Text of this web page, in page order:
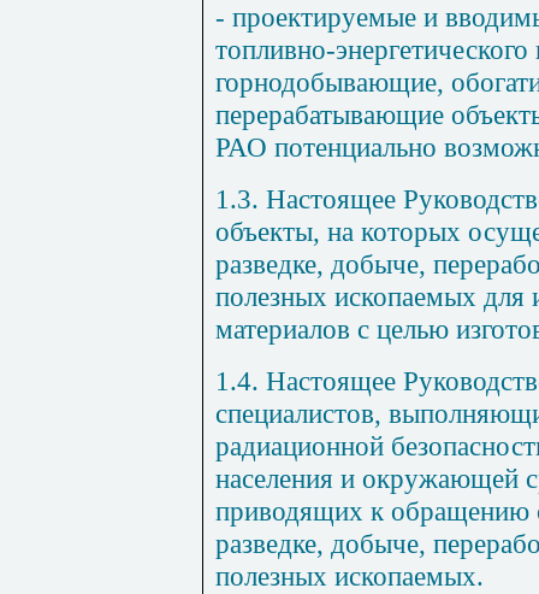
- проектируемые и
топливно-энергетического
горнодобывающие,
перерабатывающие
РАО потенциально
1.3. Настоящее
объекты, на которых
разведке, добыче,
полезных ископаемых для
материалов с целью
1.4. Настоящее
специалистов,
радиационной
населения и окружающей
приводящих к обращению
разведке, добыче,
полезных ископаемых.